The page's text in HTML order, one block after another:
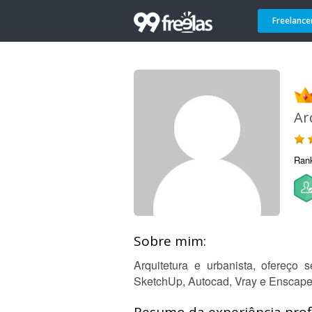
Sobre mim:
Arquitetura e urbanista, ofereço
SketchUp, Autocad, Vray e